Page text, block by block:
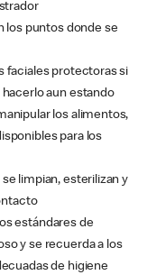
los puntos donde se
faciales protectoras si
aun estando
los alimentos,
para los
limpian, esterilizan y
estándares de
y se recuerda a los
de higiene